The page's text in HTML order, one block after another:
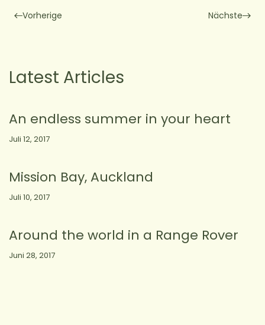
Vorherige Nächste
Latest Articles
An endless summer in your heart
Juli 12, 2017
Mission Bay, Auckland
Juli 10, 2017
Around the world in a Range Rover
Juni 28, 2017